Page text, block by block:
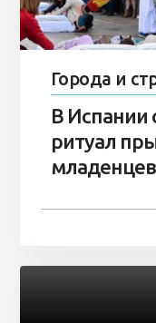
Города и
В Испании
ритуал
младенцев